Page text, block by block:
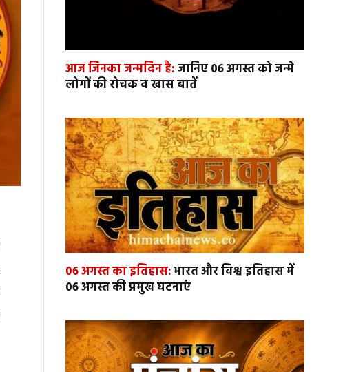
आज जिनका जन्मदिन है:जानिए 06 अगस्त को जन्मे
लोगों की रोचक व खास बातें
06 अगस्त का इतिहास:भारत और विश्व इतिहास में
06 अगस्त की प्रमुख घटनाएं